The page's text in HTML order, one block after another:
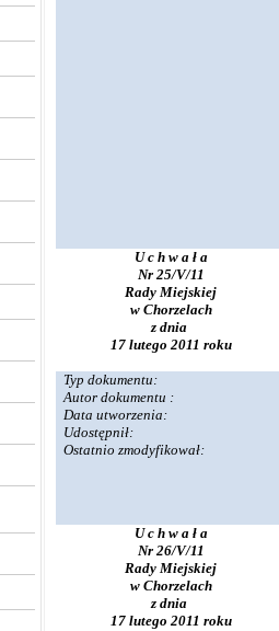
U c h w a ł a
Nr 25/V/11
Rady Miejskiej
w Chorzelach
z dnia
17 lutego 2011 roku
Typ dokumentu:
Autor dokumentu :
Data utworzenia:
Udostępnił:
Ostatnio zmodyfikował:
U c h w a ł a
Nr 26/V/11
Rady Miejskiej
w Chorzelach
z dnia
17 lutego 2011 roku